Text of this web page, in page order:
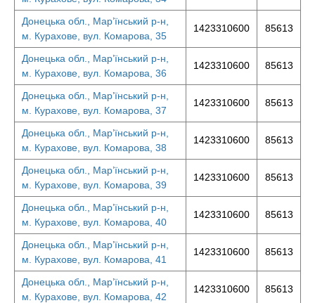
Донецька обл., Мар’їнський р-н,
м. Курахове, вул. Комарова, 35
1423310600 85613
Донецька обл., Мар’їнський р-н,
м. Курахове, вул. Комарова, 36
1423310600 85613
Донецька обл., Мар’їнський р-н,
м. Курахове, вул. Комарова, 37
1423310600 85613
Донецька обл., Мар’їнський р-н,
м. Курахове, вул. Комарова, 38
1423310600 85613
Донецька обл., Мар’їнський р-н,
м. Курахове, вул. Комарова, 39
1423310600 85613
Донецька обл., Мар’їнський р-н,
м. Курахове, вул. Комарова, 40
1423310600 85613
Донецька обл., Мар’їнський р-н,
м. Курахове, вул. Комарова, 41
1423310600 85613
Донецька обл., Мар’їнський р-н,
м. Курахове, вул. Комарова, 42
1423310600 85613